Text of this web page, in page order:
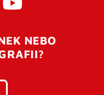
NEBO